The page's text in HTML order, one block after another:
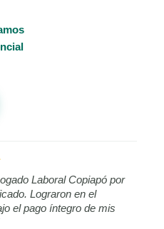
Laboral Copiapó por
Lograron en el
el pago íntegro de mis